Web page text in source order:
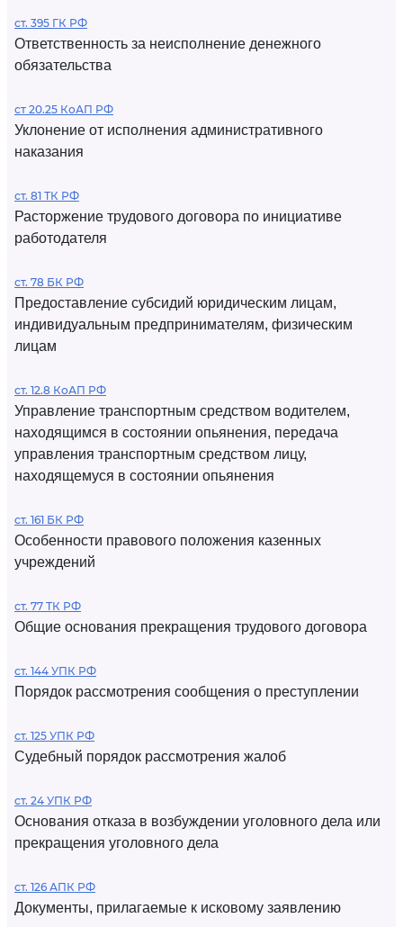
ст. 395 ГК РФ
Ответственность за неисполнение денежного
обязательства
ст 20.25 КоАП РФ
Уклонение от исполнения административного
наказания
ст. 81 ТК РФ
Расторжение трудового договора по инициативе
работодателя
ст. 78 БК РФ
Предоставление субсидий юридическим лицам,
индивидуальным предпринимателям, физическим
лицам
ст. 12.8 КоАП РФ
Управление транспортным средством водителем,
находящимся в состоянии опьянения, передача
управления транспортным средством лицу,
находящемуся в состоянии опьянения
ст. 161 БК РФ
Особенности правового положения казенных
учреждений
ст. 77 ТК РФ
Общие основания прекращения трудового договора
ст. 144 УПК РФ
Порядок рассмотрения сообщения о преступлении
ст. 125 УПК РФ
Судебный порядок рассмотрения жалоб
ст. 24 УПК РФ
Основания отказа в возбуждении уголовного дела или
прекращения уголовного дела
ст. 126 АПК РФ
Документы, прилагаемые к исковому заявлению